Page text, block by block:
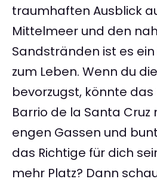
traumhaften Ausblick
Mittelmeer und den
Sandstränden ist es
zum Leben. Wenn du
bevorzugst, könnte
Barrio de la Santa Cruz
engen Gassen und
das Richtige für dich
mehr Platz? Dann